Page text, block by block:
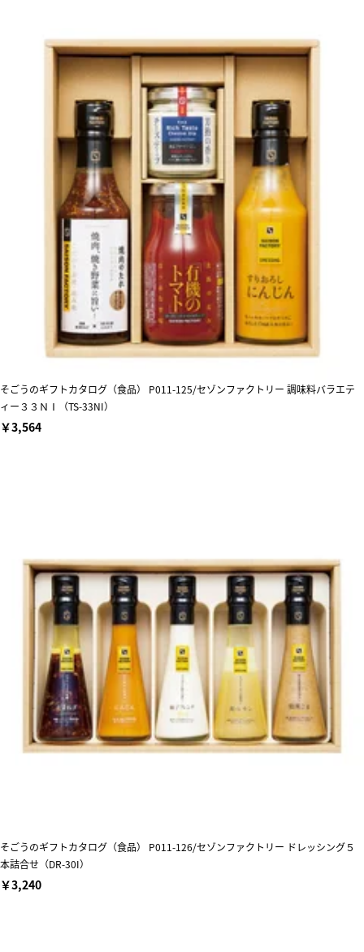
そごうのギフトカタログ（食品） P011-125/セゾンファクトリー 調味料バラエテ
ィー３３ＮⅠ（TS-33NI）
￥3,564
そごうのギフトカタログ（食品） P011-126/セゾンファクトリー ドレッシング５
本詰合せ（DR-30I）
￥3,240